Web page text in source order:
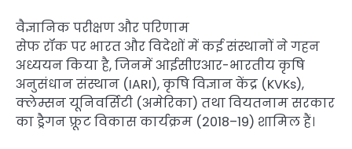
वैज्ञानिक परीक्षण और परिणाम
सेफ रॉक पर भारत और विदेशों में कई संस्थानों ने गहन
अध्ययन किया है, जिनमें आईसीएआर-भारतीय कृषि
अनुसंधान संस्थान (IARI), कृषि विज्ञान केंद्र (KVKs),
क्लेम्सन यूनिवर्सिटी (अमेरिका) तथा वियतनाम सरकार
का ड्रैगन फ्रूट विकास कार्यक्रम (2018–19) शामिल हैं।